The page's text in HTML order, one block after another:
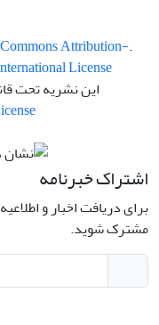
.This work is licensed under a
Attribution-
License
این نشریه تحت
اشتراک خبرنامه
برای دریافت اخبار و
مشترک شوید.